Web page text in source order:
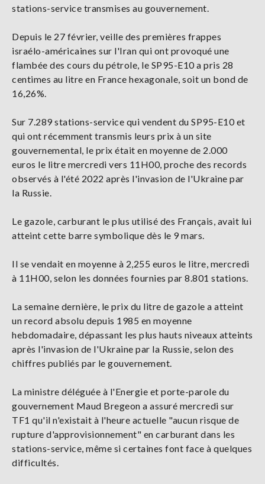
stations-service transmises au gouvernement.
Depuis le 27 février, veille des premières frappes
israélo-américaines sur l'Iran qui ont provoqué une
flambée des cours du pétrole, le SP95-E10 a pris 28
centimes au litre en France hexagonale, soit un bond de
16,26%.
Sur 7.289 stations-service qui vendent du SP95-E10 et
qui ont récemment transmis leurs prix à un site
gouvernemental, le prix était en moyenne de 2.000
euros le litre mercredi vers 11H00, proche des records
observés à l'été 2022 après l'invasion de l'Ukraine par
la Russie.
Le gazole, carburant le plus utilisé des Français, avait lui
atteint cette barre symbolique dès le 9 mars.
Il se vendait en moyenne à 2,255 euros le litre, mercredi
à 11H00, selon les données fournies par 8.801 stations.
La semaine dernière, le prix du litre de gazole a atteint
un record absolu depuis 1985 en moyenne
hebdomadaire, dépassant les plus hauts niveaux atteints
après l'invasion de l'Ukraine par la Russie, selon des
chiffres publiés par le gouvernement.
La ministre déléguée à l'Energie et porte-parole du
gouvernement Maud Bregeon a assuré mercredi sur
TF1 qu'il n'existait à l'heure actuelle "aucun risque de
rupture d'approvisionnement" en carburant dans les
stations-service, même si certaines font face à quelques
difficultés.